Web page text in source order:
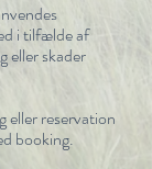
i tilfælde af
eller skader
eller reservation
booking.